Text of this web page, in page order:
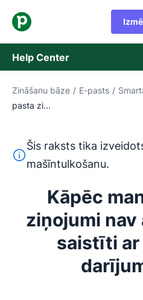
Help Center
Zināšanu bāze
Sazināties ar atbalsta dienestu
Zināšanu bāze / E-pasts /
pasta zi...
Šis teksts ir tulkots no
Šis raksts tika
mašīntulkošanu.
Kāpēc
ziņojumi
saistīti ar